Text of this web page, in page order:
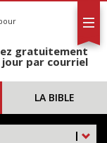
gratuitement
par courriel
LA BIBLE
|